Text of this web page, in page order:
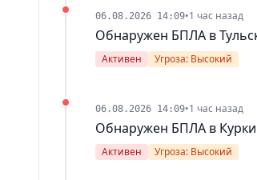
06.08.2026 14:09•1 час назад
Обнаружен БПЛА в
Активен Угроза: Высокий
06.08.2026 14:09•1 час назад
Обнаружен БПЛА в
Активен Угроза: Высокий